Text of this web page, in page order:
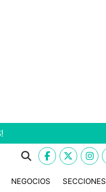
NEGOCIOS SECCIONES